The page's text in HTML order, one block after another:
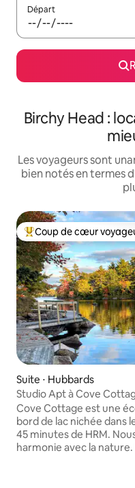
Départ
Birchy Head :
Les voyageurs sont
bien notés en termes
Coups de cœur
Coup de cœur
Suite ⋅ Hubbards
Studio Apt à Cove
Cove Cottage est une
bord de lac nichée dans
45 minutes de HRM.
harmonie avec la